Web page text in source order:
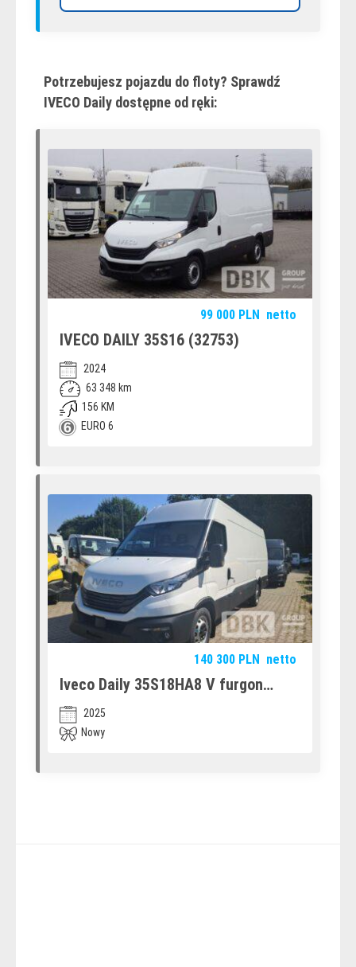
Potrzebujesz pojazdu do floty? Sprawdź
IVECO Daily dostępne od ręki:
99 000 PLN netto
IVECO DAILY 35S16 (32753)
2024
63 348 km
156 KM
EURO 6
140 300 PLN netto
Iveco Daily 35S18HA8 V furgon
(12580714)
2025
Nowy